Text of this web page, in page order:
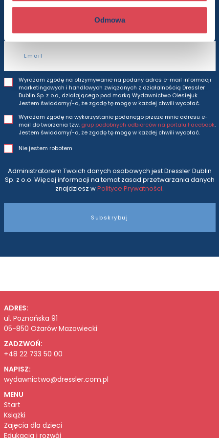
Odmowa
Będziesz otrzymywać wszytkie nasze nowości
prosto do Twojej skrzynki odbiorczej.
Adres e-mail
Wyrażam zgodę na otrzymywanie na podany adres e-mail informacji
marketingowych i handlowych związanych z działalnością Dressler
Dublin Sp. z o.o., działającego pod marką Wydawnictwo Olesiejuk.
Jestem świadomy/-a, że zgodę tę mogę w każdej chwili wycofać.
Wyrażam zgodę na wykorzystanie podanego przeze mnie adresu e-
mail do tworzenia tzw. grup podobnych odbiorców na portalu Facebook.
Jestem świadomy/-a, że zgodę tę mogę w każdej chwili wycofać.
Nie jestem robotem
Administratorem Twoich danych osobowych jest Dressler Dublin
Sp. z o.o. Więcej informacji na temat zasad przetwarzania danych
znajdziesz wPolityce Prywatności.
Subskrybuj
ADRES:
ul. Poznańska 91
05-850 Ożarów Mazowiecki
ZADZWOŃ:
+48 22 733 50 00
NAPISZ:
wydawnictwo@dressler.com.pl
MENU
Start
Książki
Zajęcia dla dzieci
Edukacja i rozwój